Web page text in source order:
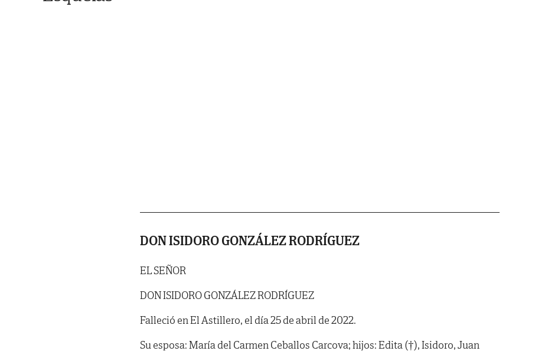
DON ISIDORO GONZÁLEZ RODRÍGUEZ
EL SEÑOR
DON ISIDORO GONZÁLEZ RODRÍGUEZ
Falleció en El Astillero, el día 25 de abril de 2022.
Su esposa: María del Carmen Ceballos Carcova; hijos: Edita (†), Isidoro, Juan